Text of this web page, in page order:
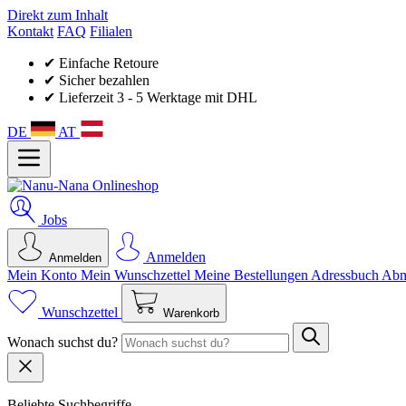
Direkt zum Inhalt
Kontakt FAQ Filialen
✔ Einfache Retoure
✔ Sicher bezahlen
✔ Lieferzeit 3 - 5 Werktage mit DHL
DE AT
Jobs
Anmelden
Anmelden
Mein Konto Mein Wunsch­zettel Meine Bestellungen Adressbuch
Wunschzettel Warenkorb
Wonach suchst du?